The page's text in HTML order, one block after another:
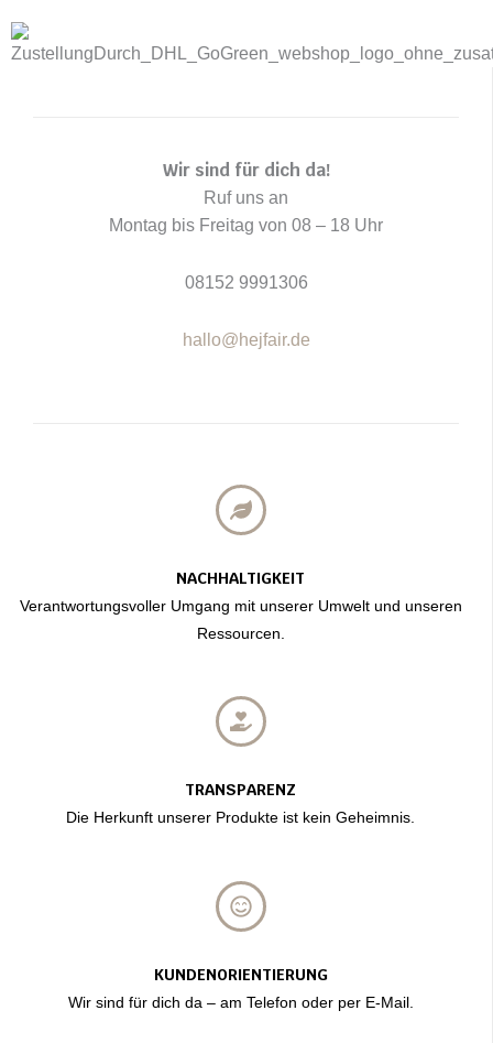
NACHHALTIGKEIT
Verantwortungsvoller Umgang mit unserer Umwelt und unseren
Ressourcen.
TRANSPARENZ
Die Herkunft unserer Produkte ist kein Geheimnis.
KUNDENORIENTIERUNG
Wir sind für dich da – am Telefon oder per E-Mail.
Wir sind für dich da!
Ruf uns an
Montag bis Freitag von 08 – 18 Uhr
08152 9991306
hallo@hejfair.de